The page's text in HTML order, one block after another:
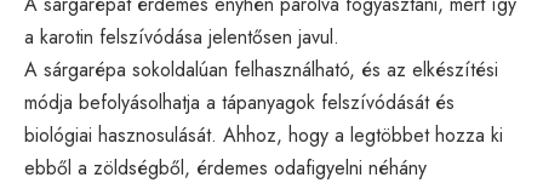
a karotin felszívódása jelentősen javul.
A sárgarépa sokoldalúan felhasználható, és az elkészítési
módja befolyásolhatja a tápanyagok felszívódását és
biológiai hasznosulását. Ahhoz, hogy a legtöbbet hozza ki
ebből a zöldségből, érdemes odafigyelni néhány